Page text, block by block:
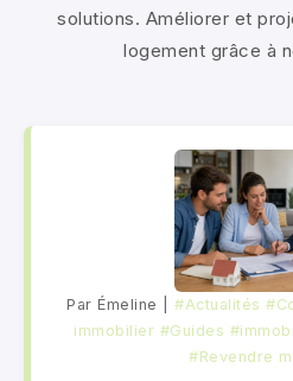
solutions. Améliorer et
logement grâce à
Par Émeline | #Actualités
immobilier #Guides
#Revendre